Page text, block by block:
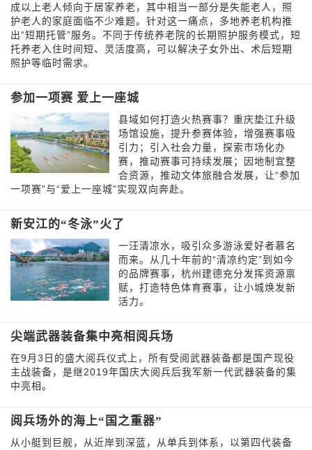
成以上老人倾向于居家养老，其中相当一部分是失能老人，照
护老人的家庭面临不少难题。针对这一痛点，多地养老机构推
出“短期托管”服务。不同于传统养老院的长期照护服务模式，短
托养老入住时间短、灵活度高，可以解决子女外出、术后短期
照护等临时需求。
参加一项赛 爱上一座城
县域如何打造火热赛事？重庆垫江升级
场馆设施，提升参赛体验，增强赛事吸
引力；引入社会力量，探索市场化办
赛，推动赛事可持续发展；因地制宜整
合资源，推动文体旅融合发展，让“参加
一项赛”与“爱上一座城”实现双向奔赴。
新安江的“冬泳”火了
一汪清凉水，吸引众多游泳爱好者慕名
而来。从几十年前的“清凉约定”到如今
的品牌赛事，杭州建德充分发挥资源禀
赋，打造特色体育赛事，让小城焕发新
活力。
尖端武器装备集中亮相阅兵场
在9月3日的盛大阅兵仪式上，所有受阅武器装备都是国产现役
主战装备，是继2019年国庆大阅兵后我军新一代武器装备的集
中亮相。
阅兵场外的海上“国之重器”
从小艇到巨舰，从近岸到深蓝，从单兵到体系，以第四代装备